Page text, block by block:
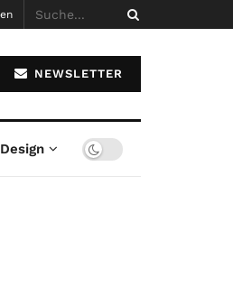
NEWSLETTER